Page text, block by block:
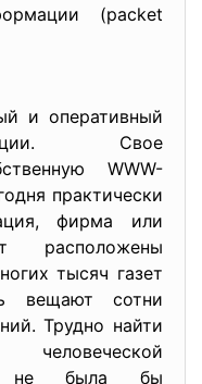
(packet
и оперативный
Свое
WWW-
практически
фирма или
расположены
тысяч газет
вещают сотни
Трудно найти
не была бы